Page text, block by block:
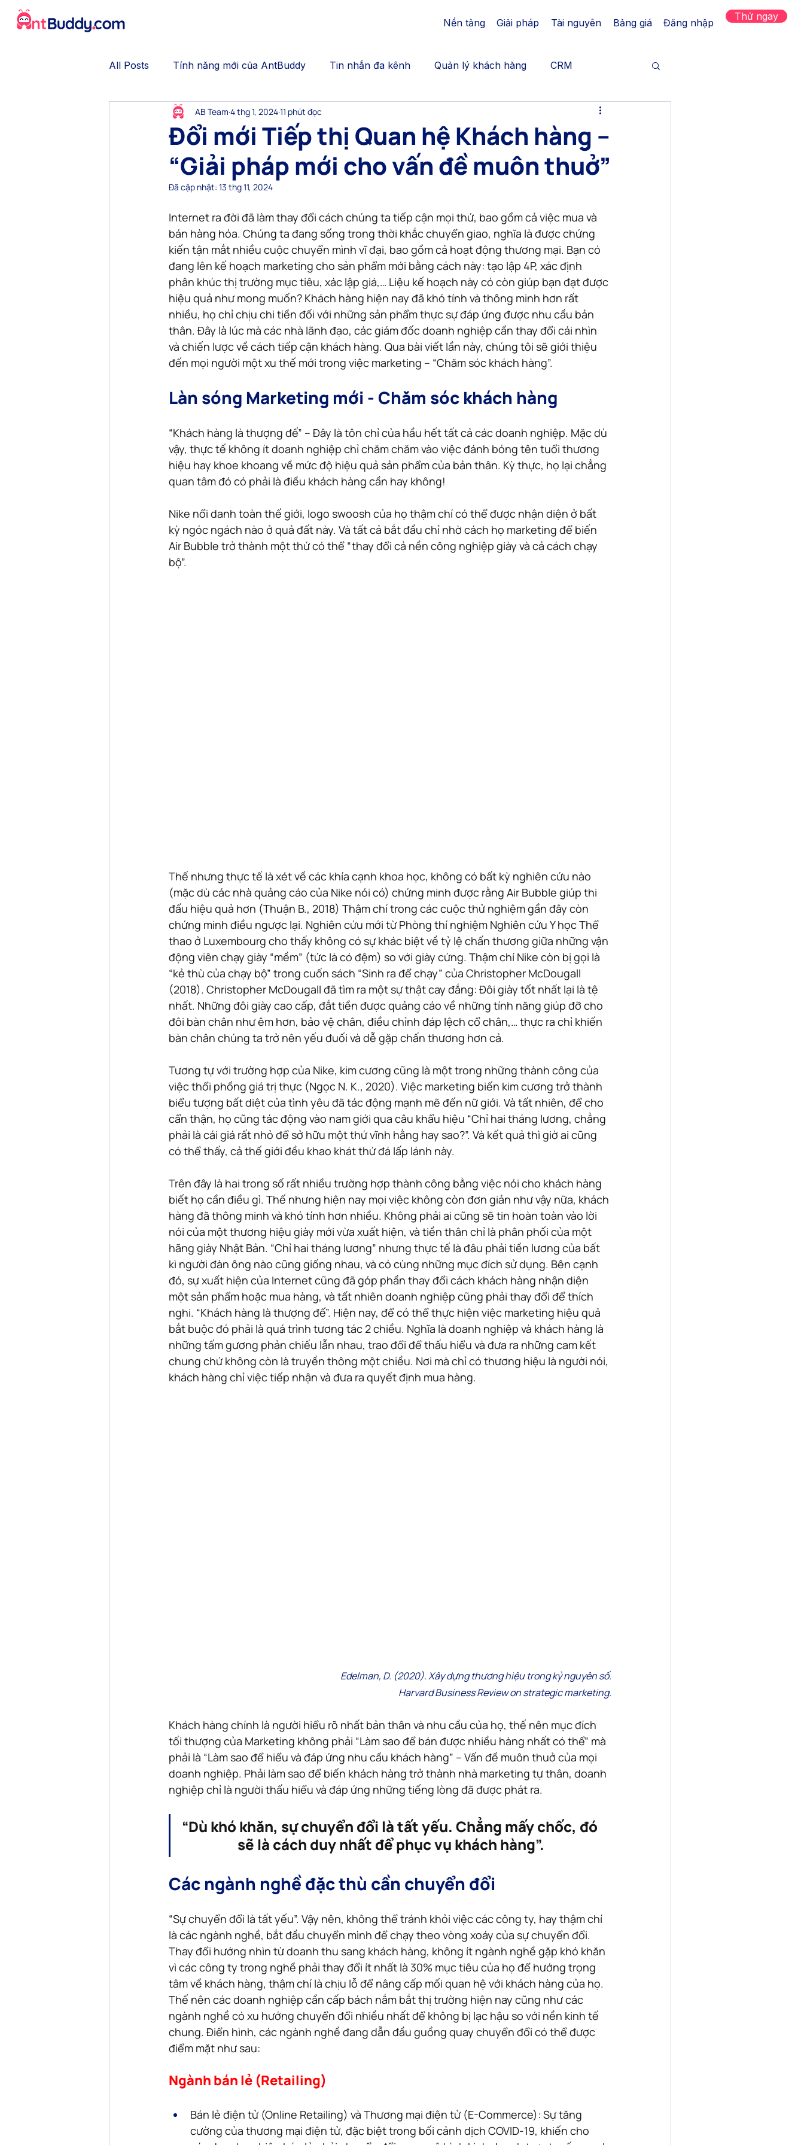
Nền tảng Giải pháp Tài nguyên Bảng giá Đăng nhập
Thử ngay
All Posts Tính năng mới của AntBuddy Tin nhắn đa kênh Quản lý khách hàng CRM
No-code Chatbot Gamification Bán thêm | Upsales, crosssell
Trải nghiệm khách hàng Call Center | AntBuddy Blog Chăm sóc khách hàng Tăng trưởng
dịch vụ chăm sóc khách hàng đa kênh
Đổi mới Tiếp thị Quan hệ Khách hàng –
“Giải pháp mới cho vấn đề muôn thuở”
AB Team 4 thg 1, 202411 phút đọc
Đã cập nhật: 13 thg 11, 2024
Internet ra đời đã làm thay đổi cách chúng ta tiếp cận mọi thứ, bao gồm cả việc mua và
bán hàng hóa. Chúng ta đang sống trong thời khắc chuyển giao, nghĩa là được chứng
kiến tận mắt nhiều cuộc chuyển mình vĩ đại, bao gồm cả hoạt động thương mại. Bạn có
đang lên kế hoạch marketing cho sản phẩm mới bằng cách này: tạo lập 4P, xác định
phân khúc thị trường mục tiêu, xác lập giá,… Liệu kế hoạch này có còn giúp bạn đạt được
hiệu quả như mong muốn? Khách hàng hiện nay đã khó tính và thông minh hơn rất
nhiều, họ chỉ chịu chi tiền đối với những sản phẩm thực sự đáp ứng được nhu cầu bản
thân. Đây là lúc mà các nhà lãnh đạo, các giám đốc doanh nghiệp cần thay đổi cái nhìn
và chiến lược về cách tiếp cận khách hàng. Qua bài viết lần này, chúng tôi sẽ giới thiệu
đến mọi người một xu thế mới trong việc marketing – “Chăm sóc khách hàng”.
Làn sóng Marketing mới - Chăm sóc khách hàng
“Khách hàng là thượng đế” – Đây là tôn chỉ của hầu hết tất cả các doanh nghiệp. Mặc dù
vậy, thực tế không ít doanh nghiệp chỉ chăm chăm vào việc đánh bóng tên tuổi thương
hiệu hay khoe khoang về mức độ hiệu quả sản phẩm của bản thân. Kỳ thực, họ lại chẳng
quan tâm đó có phải là điều khách hàng cần hay không!
Nike nổi danh toàn thế giới, logo swoosh của họ thậm chí có thể được nhận diện ở bất
kỳ ngóc ngách nào ở quả đất này. Và tất cả bắt đầu chỉ nhờ cách họ marketing để biến
Air Bubble trở thành một thứ có thể “thay đổi cả nền công nghiệp giày và cả cách chạy
bộ”.
Thế nhưng thực tế là xét về các khía cạnh khoa học, không có bất kỳ nghiên cứu nào
(mặc dù các nhà quảng cáo của Nike nói có) chứng minh được rằng Air Bubble giúp thi
đấu hiệu quả hơn (Thuận B., 2018) Thậm chí trong các cuộc thử nghiệm gần đây còn
chứng minh điều ngược lại. Nghiên cứu mới từ Phòng thí nghiệm Nghiên cứu Y học Thể
thao ở Luxembourg cho thấy không có sự khác biệt về tỷ lệ chấn thương giữa những vận
động viên chạy giày “mềm” (tức là có đệm) so với giày cứng. Thậm chí Nike còn bị gọi là
“kẻ thù của chạy bộ” trong cuốn sách “Sinh ra để chạy” của Christopher McDougall
(2018). Christopher McDougall đã tìm ra một sự thật cay đắng: Đôi giày tốt nhất lại là tệ
nhất. Những đôi giày cao cấp, đắt tiền được quảng cáo về những tính năng giúp đỡ cho
đôi bàn chân như êm hơn, bảo vệ chân, điều chỉnh đáp lệch cổ chân,… thực ra chỉ khiến
bàn chân chúng ta trở nên yếu đuối và dễ gặp chấn thương hơn cả.
Tương tự với trường hợp của Nike, kim cương cũng là một trong những thành công của
việc thổi phồng giá trị thực (Ngọc N. K., 2020). Việc marketing biến kim cương trở thành
biểu tượng bất diệt của tình yêu đã tác động mạnh mẽ đến nữ giới. Và tất nhiên, để cho
cẩn thận, họ cũng tác động vào nam giới qua câu khẩu hiệu “Chỉ hai tháng lương, chẳng
phải là cái giá rất nhỏ để sở hữu một thứ vĩnh hằng hay sao?”. Và kết quả thì giờ ai cũng
có thể thấy, cả thế giới đều khao khát thứ đá lấp lánh này.
Trên đây là hai trong số rất nhiều trường hợp thành công bằng việc nói cho khách hàng
biết họ cần điều gì. Thế nhưng hiện nay mọi việc không còn đơn giản như vậy nữa, khách
hàng đã thông minh và khó tính hơn nhiều. Không phải ai cũng sẽ tin hoàn toàn vào lời
nói của một thương hiệu giày mới vừa xuất hiện, và tiền thân chỉ là phân phối của một
hãng giày Nhật Bản. “Chỉ hai tháng lương” nhưng thực tế là đâu phải tiền lương của bất
kì người đàn ông nào cũng giống nhau, và có cùng những mục đích sử dụng. Bên cạnh
đó, sự xuất hiện của Internet cũng đã góp phần thay đổi cách khách hàng nhận diện
một sản phẩm hoặc mua hàng, và tất nhiên doanh nghiệp cũng phải thay đổi để thích
nghi. “Khách hàng là thượng đế”. Hiện nay, để có thể thực hiện việc marketing hiệu quả
bắt buộc đó phải là quá trình tương tác 2 chiều. Nghĩa là doanh nghiệp và khách hàng là
những tấm gương phản chiếu lẫn nhau, trao đổi để thấu hiểu và đưa ra những cam kết
chung chứ không còn là truyền thông một chiều. Nơi mà chỉ có thương hiệu là người nói,
khách hàng chỉ việc tiếp nhận và đưa ra quyết định mua hàng.
Edelman, D. (2020). Xây dựng thương hiệu trong kỷ nguyên số.
Harvard Business Review on strategic marketing.
Khách hàng chính là người hiểu rõ nhất bản thân và nhu cầu của họ, thế nên mục đích
tối thượng của Marketing không phải “Làm sao để bán được nhiều hàng nhất có thể” mà
phải là “Làm sao để hiểu và đáp ứng nhu cầu khách hàng” – Vấn đề muôn thuở của mọi
doanh nghiệp. Phải làm sao để biến khách hàng trở thành nhà marketing tự thân, doanh
nghiệp chỉ là người thấu hiểu và đáp ứng những tiếng lòng đã được phát ra.
“Dù khó khăn, sự chuyển đổi là tất yếu. Chẳng mấy chốc, đó
sẽ là cách duy nhất để phục vụ khách hàng”.
Các ngành nghề đặc thù cần chuyển đổi
“Sự chuyển đổi là tất yếu”. Vậy nên, không thể tránh khỏi việc các công ty, hay thậm chí
là các ngành nghề, bắt đầu chuyển mình để chạy theo vòng xoáy của sự chuyển đổi.
Thay đổi hướng nhìn từ doanh thu sang khách hàng, không ít ngành nghề gặp khó khăn
vì các công ty trong nghề phải thay đổi ít nhất là 30% mục tiêu của họ để hướng trọng
tâm về khách hàng, thậm chí là chịu lỗ để nâng cấp mối quan hệ với khách hàng của họ.
Thế nên các doanh nghiệp cần cấp bách nắm bắt thị trường hiện nay cũng như các
ngành nghề có xu hướng chuyển đổi nhiều nhất để không bị lạc hậu so với nền kinh tế
chung. Điển hình, các ngành nghề đang dẫn đầu guồng quay chuyển đổi có thể được
điểm mặt như sau:
Ngành bán lẻ (Retailing)
Bán lẻ điện tử (Online Retailing) và Thương mại điện tử (E-Commerce): Sự tăng
cường của thương mại điện tử, đặc biệt trong bối cảnh dịch COVID-19, khiến cho